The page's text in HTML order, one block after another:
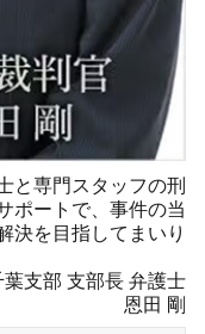
と専門スタッフの刑
ポートで、事件の当
決を目指してまいり
葉支部 支部長 弁護士
恩田 剛